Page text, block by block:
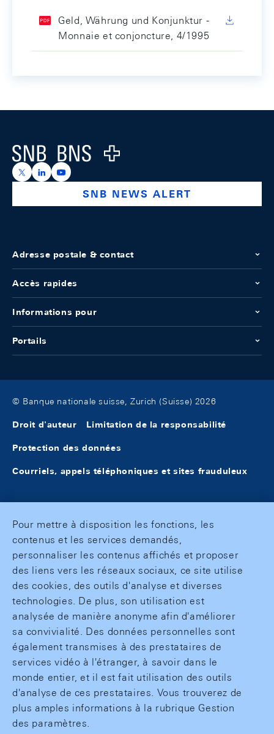
Geld, Währung und Konjunktur -
Monnaie et conjoncture, 4/1995
Logo
https://x.com/snb_bns
https://ch.linkedin.com/company/swiss-national-
https://www.youtube.com/@swissnationalbank
SNB NEWS ALERT
Adresse postale & contact
Accès rapides
Informations pour
Portails
© Banque nationale suisse, Zurich (Suisse) 2026
Droit d'auteur Limitation de la responsabilité
Protection des données
Courriels, appels téléphoniques et sites frauduleux
Pour mettre à disposition les fonctions, les
contenus et les services demandés,
personnaliser les contenus affichés et proposer
des liens vers les réseaux sociaux, ce site utilise
des cookies, des outils d'analyse et diverses
technologies. De plus, son utilisation est
analysée de manière anonyme afin d'améliorer
sa convivialité. Des données personnelles sont
également transmises à des prestataires de
services vidéo à l'étranger, à savoir dans le
monde entier, et il est fait utilisation des outils
d'analyse de ces prestataires. Vous trouverez de
plus amples informations à la rubrique Gestion
des paramètres.